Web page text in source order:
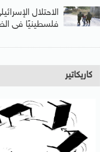
فلسطينيًا فى
كاريكاتير